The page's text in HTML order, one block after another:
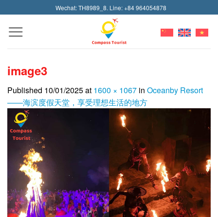
to
content
Wechat: TH8989_8. Line: +84 964054878
image3
Published 10/01/2025at 1600 × 1067 in Oceanby Resort
——海滨度假天堂，享受理想生活的地方